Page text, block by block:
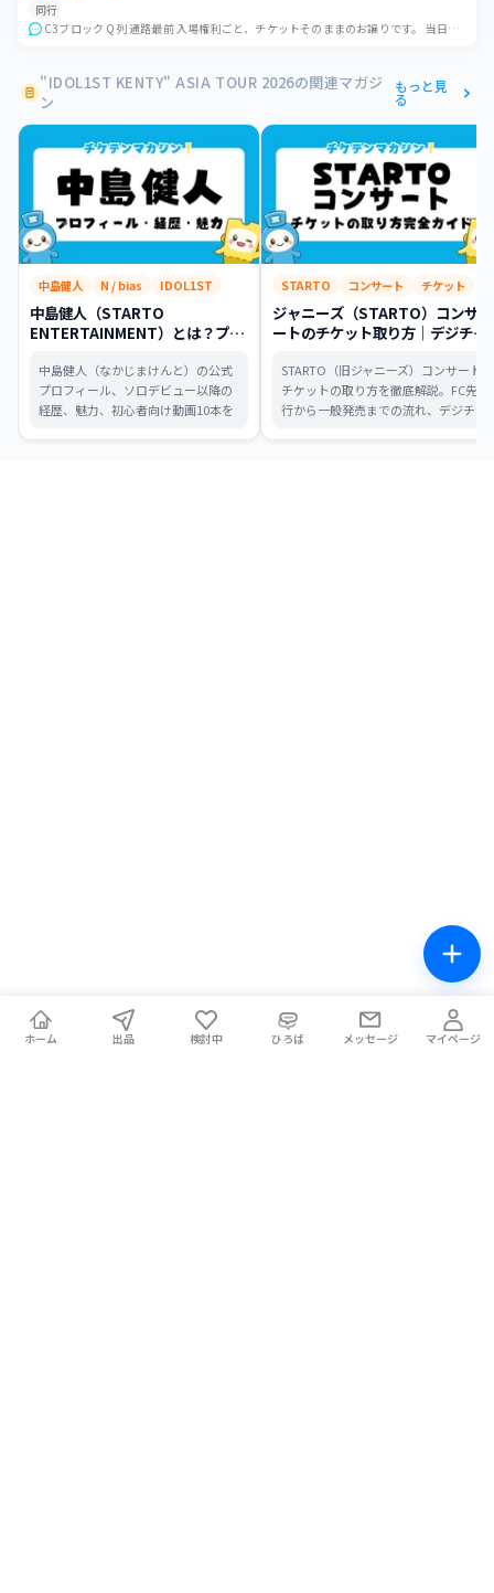
同行
C3ブロック Q列 通路最前 入場権利ごと、チケットそのままのお譲りです。 当日、名義人（日本人）が会場で紙のチケットに引き換え後、会場周辺で手渡しでのお取引...
"IDOL1ST KENTY" ASIA TOUR 2026の関連マガジ
ン
もっと見
る
中島健人 N / bias IDOL1ST
中島健人（STARTO
ENTERTAINMENT）とは？プロ
中島健人（なかじまけんと）の公式
プロフィール、ソロデビュー以降の
経歴、魅力、初心者向け動画10本を
STARTO コンサート チケット
ジャニーズ（STARTO）コンサ
ートのチケット取り方｜デジチ
STARTO（旧ジャニーズ）コンサート
チケットの取り方を徹底解説。FC先
行から一般発売までの流れ、デジチ
ホーム 出品 検討中 ひろば メッセージ マイページ